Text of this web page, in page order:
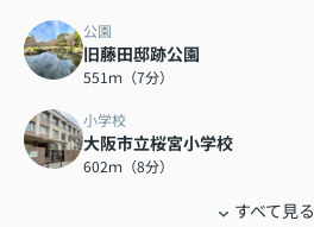
公園
旧藤田邸跡公園
551ｍ（7分）
小学校
大阪市立桜宮小学校
602ｍ（8分）
すべて見る